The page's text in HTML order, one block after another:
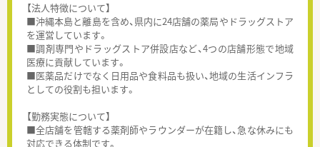
【法人特徴について】
■沖縄本島と離島を含め、県内に24店舗の薬局やドラッグストア
を運営しています。
■調剤専門やドラッグストア併設店など、4つの店舗形態で地域
医療に貢献しています。
■医薬品だけでなく日用品や食料品も扱い、地域の生活インフラ
としての役割も担います。
【勤務実態について】
■全店舗を管轄する薬剤師やラウンダーが在籍し、急な休みにも
対応できる体制です。